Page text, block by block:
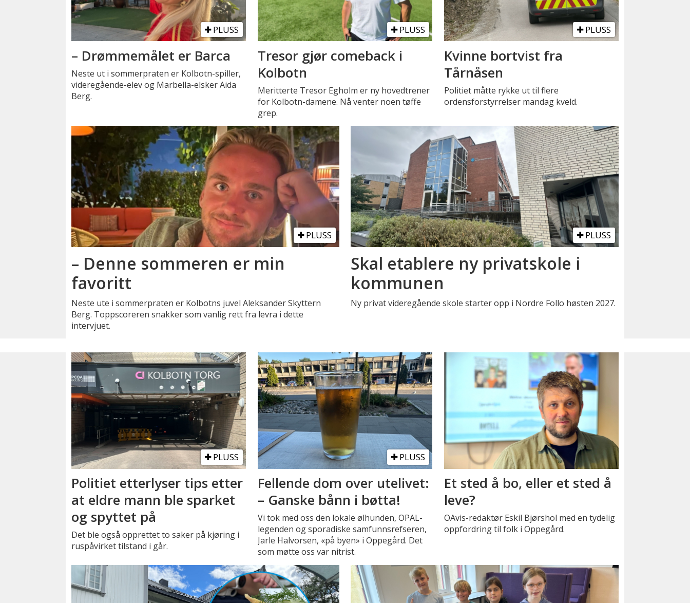
PLUSS
– Drømmemålet er Barca
Neste ut i sommerpraten er Kolbotn-spiller,
videregående-elev og Marbella-elsker Aida
Berg.
PLUSS
Tresor gjør comeback i
Kolbotn
Meritterte Tresor Egholm er ny hovedtrener
for Kolbotn-damene. Nå venter noen tøffe
grep.
PLUSS
Kvinne bortvist fra
Tårnåsen
Politiet måtte rykke ut til flere
ordensforstyrrelser mandag kveld.
PLUSS
– Denne sommeren er min
favoritt
Neste ute i sommerpraten er Kolbotns juvel Aleksander Skyttern
Berg. Toppscoreren snakker som vanlig rett fra levra i dette
intervjuet.
PLUSS
Skal etablere ny privatskole i
kommunen
Ny privat videregående skole starter opp i Nordre Follo høsten 2027.
PLUSS
Politiet etterlyser tips etter
at eldre mann ble sparket
og spyttet på
Det ble også opprettet to saker på kjøring i
ruspåvirket tilstand i går.
PLUSS
Fellende dom over utelivet:
– Ganske bånn i bøtta!
Vi tok med oss den lokale ølhunden, OPAL-
legenden og sporadiske samfunnsrefseren,
Jarle Halvorsen, «på byen» i Oppegård. Det
som møtte oss var nitrist.
Et sted å bo, eller et sted å
leve?
OAvis-redaktør Eskil Bjørshol med en tydelig
oppfordring til folk i Oppegård.